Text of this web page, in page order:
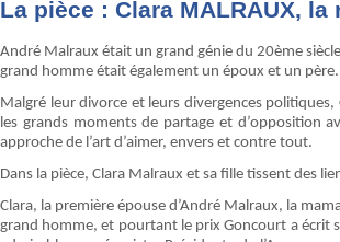
La pièce : Clara MALRAUX, la
André Malraux était un grand génie du 20ème
grand homme était également un époux et un
Malgré leur divorce et leurs divergences
les grands moments de partage et d’opposition
approche de l’art d’aimer, envers et contre tout.
Dans la pièce, Clara Malraux et sa fille tissent des
Clara, la première épouse d’André Malraux, la
grand homme, et pourtant le prix Goncourt a écrit